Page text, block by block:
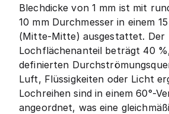
Blechdicke von 1 mm ist mit
10 mm Durchmesser in einem
(Mitte-Mitte) ausgestattet. Der
Lochflächenanteil beträgt 40
definierten
Luft, Flüssigkeiten oder Licht
Lochreihen sind in einem 60°-
angeordnet, was eine